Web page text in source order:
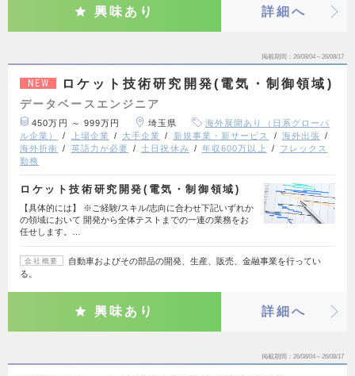
興味あり 詳細へ
掲載期間 26/08/04～26/08/17
NEW ロケット技術研究開発(電気・制御領域)
データベースエンジニア
450万円 ～ 999万円 埼玉県
海外展開あり（日系グローバ
ル企業）
上場企業 大手企業 新規事業・新サービス
海外出張
海外折衝
英語力が必要 土日祝休み 年収600万以上
フレックス
勤務
ロケット技術研究開発(電気・制御領域)
【具体的には】 ※ご経験/スキル/志向に合わせ下記いずれか
の領域において 開発から全体テストまでの一連の業務をお
任せします。…
会社概要
自動車およびその部品の開発、生産、販売、金融事業を行ってい
る。
興味あり 詳細へ
掲載期間 26/08/04～26/08/17